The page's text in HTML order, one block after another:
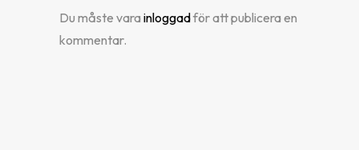
Du måste varainloggadför att publicera en
kommentar.